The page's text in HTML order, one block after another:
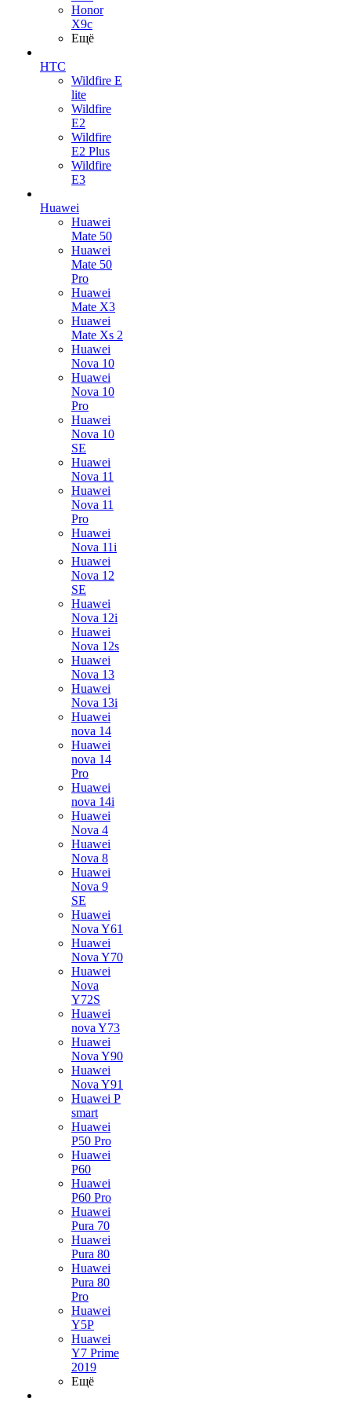
Honor
X9c
Ещё
HTC
Wildfire E
lite
Wildfire
E2
Wildfire
E2 Plus
Wildfire
E3
Huawei
Huawei
Mate 50
Huawei
Mate 50
Pro
Huawei
Mate X3
Huawei
Mate Xs 2
Huawei
Nova 10
Huawei
Nova 10
Pro
Huawei
Nova 10
SE
Huawei
Nova 11
Huawei
Nova 11
Pro
Huawei
Nova 11i
Huawei
Nova 12
SE
Huawei
Nova 12i
Huawei
Nova 12s
Huawei
Nova 13
Huawei
Nova 13i
Huawei
nova 14
Huawei
nova 14
Pro
Huawei
nova 14i
Huawei
Nova 4
Huawei
Nova 8
Huawei
Nova 9
SE
Huawei
Nova Y61
Huawei
Nova Y70
Huawei
Nova
Y72S
Huawei
nova Y73
Huawei
Nova Y90
Huawei
Nova Y91
Huawei P
smart
Huawei
P50 Pro
Huawei
P60
Huawei
P60 Pro
Huawei
Pura 70
Huawei
Pura 80
Huawei
Pura 80
Pro
Huawei
Y5P
Huawei
Y7 Prime
2019
Ещё